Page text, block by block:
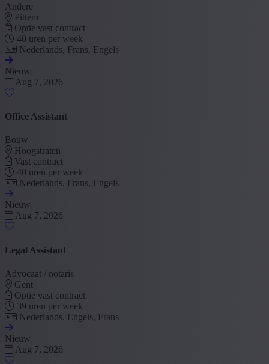
Andere
Pittem
Optie vast contract
40 uren per week
Nederlands, Frans, Engels
Nieuw
Aug 7, 2026
Office Assistant
Bouw
Hoogstraten
Vast contract
40 uren per week
Nederlands, Frans, Engels
Nieuw
Aug 7, 2026
Legal Assistant
Advocaat / notaris
Gent
Optie vast contract
39 uren per week
Nederlands, Engels, Frans
Nieuw
Aug 7, 2026